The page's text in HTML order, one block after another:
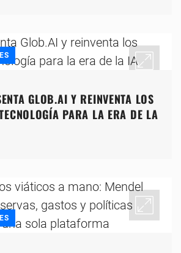
GLOB.AI Y REINVENTA LOS
PARA LA ERA DE LA